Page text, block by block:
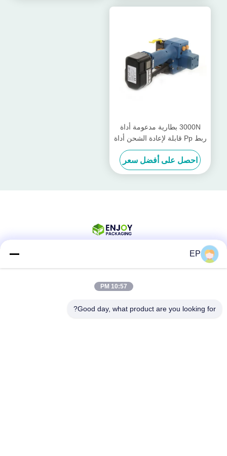
3000N بطارية مدعومة أداة
ربط Pp قابلة لإعادة الشحن أداة
ربط PET Band 13mm -
19mm
احصل على أفضل سعر
EP
10:57 PM
Good day, what product are you looking for?